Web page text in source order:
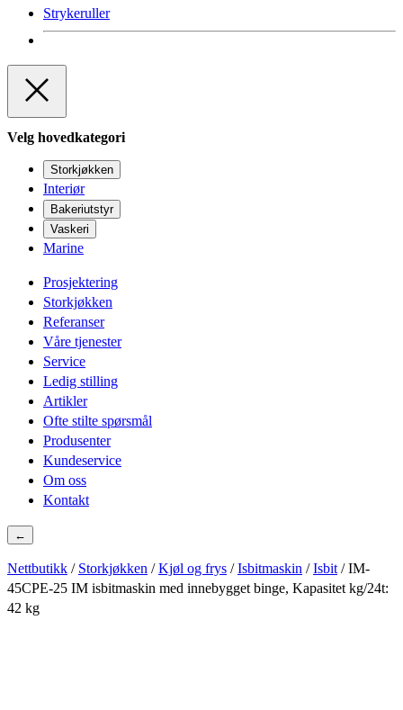
Strykeruller
Velg hovedkategori
Storkjøkken
Interiør
Bakeriutstyr
Vaskeri
Marine
Prosjektering
Storkjøkken
Referanser
Våre tjenester
Service
Ledig stilling
Artikler
Ofte stilte spørsmål
Produsenter
Kundeservice
Om oss
Kontakt
←
Nettbutikk / Storkjøkken /Kjøl og frys /Isbitmaskin /Isbit / IM-
45CPE-25 IM isbitmaskin med innebygget binge, Kapasitet kg/24t:
42 kg